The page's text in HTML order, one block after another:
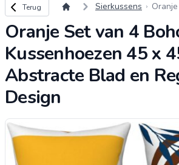
Terug naar overzicht
Terug Sierkussens
cte
Oranje Set van 4
Kussenhoezen 45 x
Abstracte Blad en
Design